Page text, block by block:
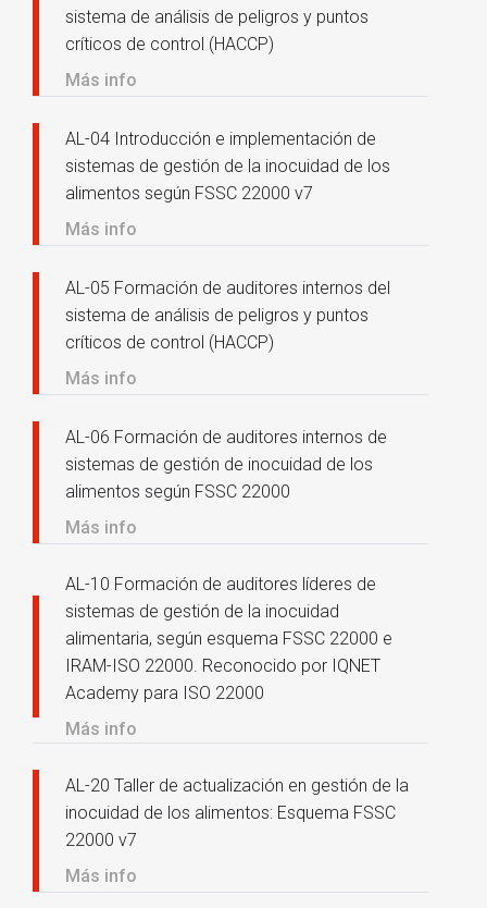
sistema de análisis de peligros y puntos
críticos de control (HACCP)
Más info
AL-04 Introducción e implementación de
sistemas de gestión de la inocuidad de los
alimentos según FSSC 22000 v7
Más info
AL-05 Formación de auditores internos del
sistema de análisis de peligros y puntos
críticos de control (HACCP)
Más info
AL-06 Formación de auditores internos de
sistemas de gestión de inocuidad de los
alimentos según FSSC 22000
Más info
AL-10 Formación de auditores líderes de
sistemas de gestión de la inocuidad
alimentaria, según esquema FSSC 22000 e
IRAM-ISO 22000. Reconocido por IQNET
Academy para ISO 22000
Más info
AL-20 Taller de actualización en gestión de la
inocuidad de los alimentos: Esquema FSSC
22000 v7
Más info